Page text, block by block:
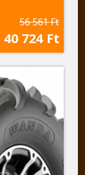
56 561 Ft
40 724 Ft